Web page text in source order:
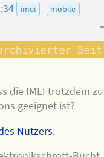
imei mobile
die IMEI trotzdem
geeignet ist?
Nutzers.